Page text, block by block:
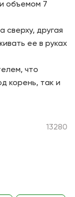
объемом 7
сверху, другая
ее в руках
что
корень, так и
13280